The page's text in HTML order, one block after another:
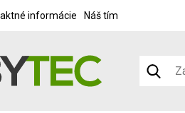
informácie Náš tím